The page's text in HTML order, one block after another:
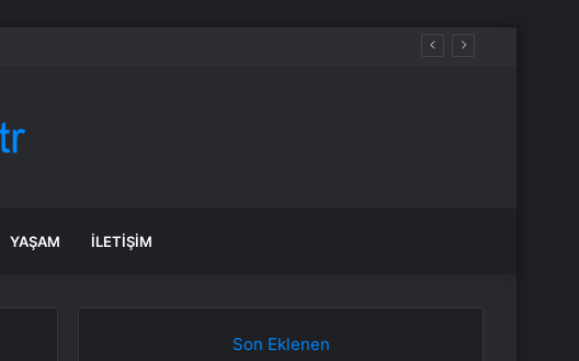
YAŞAM İLETIŞIM
Son Eklenen